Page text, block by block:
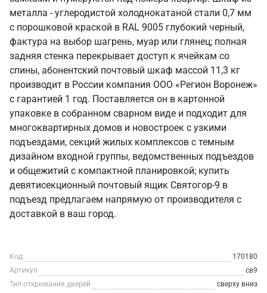
металла - углеродистой холоднокатаной стали 0,7 мм
с порошковой краской в RAL 9005 глубокий черный,
фактура на выбор шагрень, муар или глянец; полная
задняя стенка перекрывает доступ к ячейкам со
спины, абонентский почтовый шкаф массой 11,3 кг
производит в России компания ООО «Регион Воронеж»
с гарантией 1 год. Поставляется он в картонной
упаковке в собранном сварном виде и подходит для
многоквартирных домов и новостроек с узкими
подъездами, секций жилых комплексов с темным
дизайном входной группы, ведомственных подъездов
и общежитий с компактной планировкой; купить
девятисекционный почтовый ящик Святогор-9 в
подъезд предлагаем напрямую от производителя с
доставкой в ваш город.
Код
170180
Артикул
св9
Тип открывания дверей
сверху вниз